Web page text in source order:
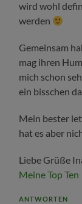
wird wohl
werden
Gemeinsam
mag ihren
mich schon
ein bisschen
Mein bester
hat es aber
Liebe Grüße
Meine Top Ten
ANTWORTEN